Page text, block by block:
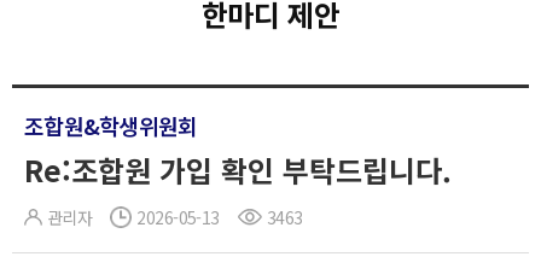
한마디 제안
조합원&학생위원회
Re:조합원 가입 확인 부탁드립니다.
관리자 2026-05-13 3463